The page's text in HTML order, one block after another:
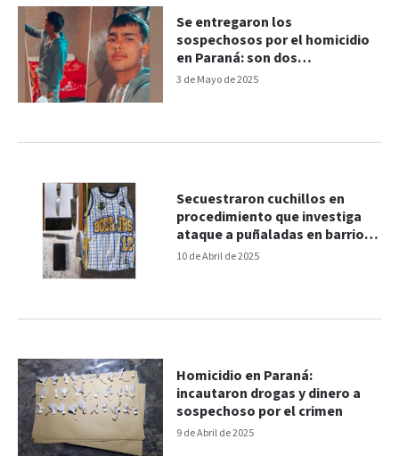
3 de Mayo de 2025
Se entregaron los
sospechosos por el homicidio
en Paraná: son dos
adolescentes de 16 años
10 de Abril de 2025
Secuestraron cuchillos en
procedimiento que investiga
ataque a puñaladas en barrio
de Paraná
9 de Abril de 2025
Homicidio en Paraná:
incautaron drogas y dinero a
sospechoso por el crimen